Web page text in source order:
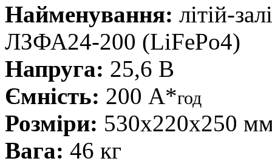
Найменування: літій-
ЛЗФА24-200 (LiFePo4)
Напруга: 25,6 В
Ємність: 200 А*год
Розміри: 530x220x250
Вага: 46 кг